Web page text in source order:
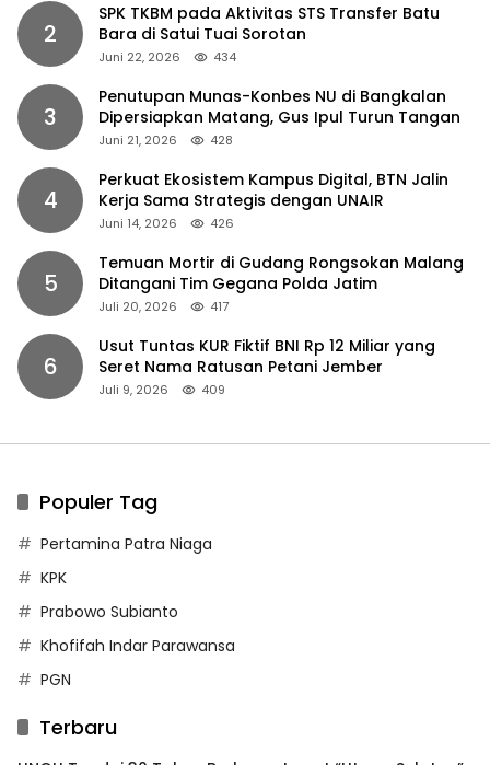
2
SPK TKBM pada Aktivitas STS Transfer Batu
Bara di Satui Tuai Sorotan
Juni 22, 2026 434
3
Penutupan Munas-Konbes NU di Bangkalan
Dipersiapkan Matang, Gus Ipul Turun Tangan
Juni 21, 2026 428
4
Perkuat Ekosistem Kampus Digital, BTN Jalin
Kerja Sama Strategis dengan UNAIR
Juni 14, 2026 426
5
Temuan Mortir di Gudang Rongsokan Malang
Ditangani Tim Gegana Polda Jatim
Juli 20, 2026 417
6
Usut Tuntas KUR Fiktif BNI Rp 12 Miliar yang
Seret Nama Ratusan Petani Jember
Juli 9, 2026 409
Populer Tag
Pertamina Patra Niaga
KPK
Prabowo Subianto
Khofifah Indar Parawansa
PGN
Terbaru